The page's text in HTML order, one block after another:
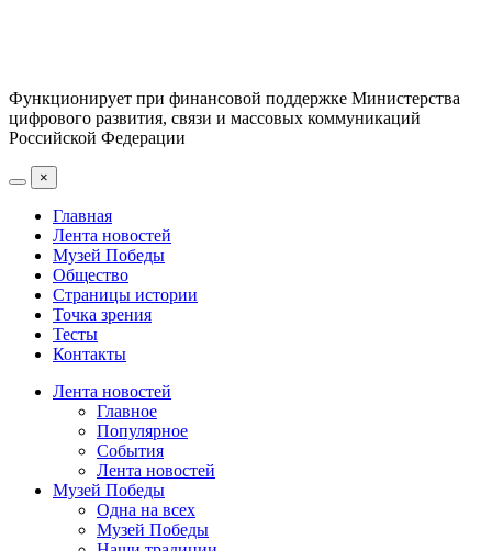
Функционирует при финансовой поддержке Министерства
цифрового развития, связи и массовых коммуникаций
Российской Федерации
×
Главная
Лента новостей
Музей Победы
Общество
Страницы истории
Точка зрения
Тесты
Контакты
Лента новостей
Главное
Популярное
События
Лента новостей
Музей Победы
Одна на всех
Музей Победы